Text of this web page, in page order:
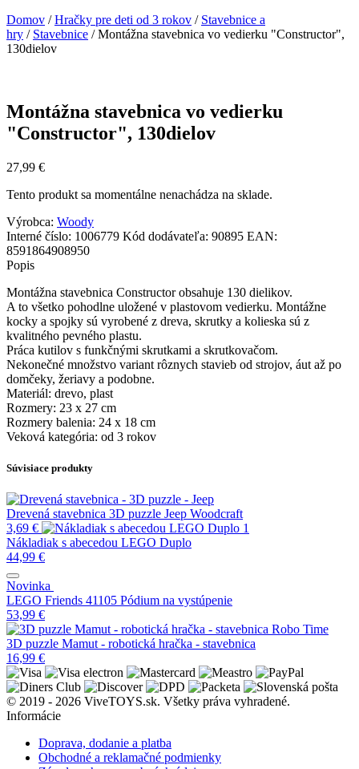
Domov /Hračky pre deti od 3 rokov / Stavebnice a
hry / Stavebnice / Montážna stavebnica vo vedierku "Constructor",
130dielov
Montážna stavebnica vo vedierku
"Constructor", 130dielov
27,99 €
Tento produkt sa momentálne nenachádza na sklade.
Výrobca: Woody
Interné číslo: 1006779 Kód dodávateľa: 90895 EAN:
8591864908950
Popis
Montážna stavebnica Constructor obsahuje 130 dielikov.
A to všetko pohodlne uložené v plastovom vedierku. Montážne
kocky a spojky sú vyrobené z dreva, skrutky a kolieska sú z
kvalitného pevného plastu.
Práca kutilov s funkčnými skrutkami a skrutkovačom.
Nekonečné množstvo variant rôznych stavieb od strojov, áut až po
domčeky, žeriavy a podobne.
Materiál: drevo, plast
Rozmery: 23 x 27 cm
Rozmery balenia: 24 x 18 cm
Veková kategória: od 3 rokov
Súvisiace produkty
Drevená stavebnica 3D puzzle Jeep Woodcraft
3,69 €
Nákladiak s abecedou LEGO Duplo
44,99 €
Novinka
LEGO Friends 41105 Pódium na vystúpenie
53,99 €
3D puzzle Mamut - robotická hračka - stavebnica
16,99 €
© 2019 - 2026 ViveTOYS.sk. Všetky práva vyhradené.
Informácie
Doprava, dodanie a platba
Obchodné a reklamačné podmienky